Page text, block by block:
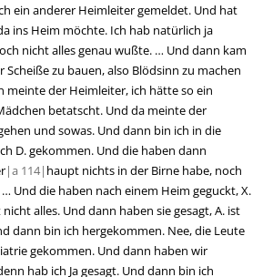
ein anderer Heimleiter gemeldet. Und hat
ins Heim möchte. Ich hab natürlich ja
nicht alles genau wußte. … Und dann kam
Scheiße zu bauen, also Blödsinn zu machen
meinte der Heimleiter, ich hätte so ein
betatscht. Und da meinte der
und sowas. Und dann bin ich in die
D. gekommen. Und die haben dann
|a 114| haupt nichts in der Birne habe, noch
Und die haben nach einem Heim geguckt, X.
alles. Und dann haben sie gesagt, A. ist
dann bin ich hergekommen. Nee, die Leute
gekommen. Und dann haben wir
hab ich Ja gesagt. Und dann bin ich